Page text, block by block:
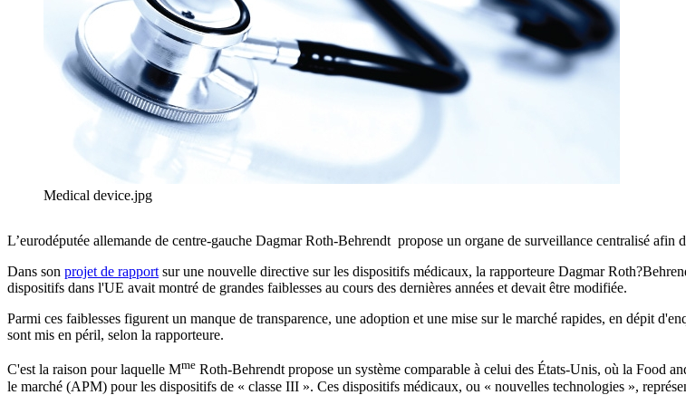
Medical device.jpg
L’eurodéputée allemande de centre-gauche Dagmar Roth-Behrendt propose un organe de surveillance centralisé
Dans son projet de rapport sur une nouvelle directive sur les dispositifs médicaux, la rapporteure Dagmar
dispositifs dans l'UE avait montré de grandes faiblesses au cours des dernières années et devait être modifiée.
Parmi ces faiblesses figurent un manque de transparence, une adoption et une mise sur le marché rapides, en dépit
sont mis en péril, selon la rapporteure.
C'est la raison pour laquelle Mme Roth-Behrendt propose un système comparable à celui des États-Unis, où la Food
le marché (APM) pour les dispositifs de « classe III ». Ces dispositifs médicaux, ou « nouvelles technologies »,